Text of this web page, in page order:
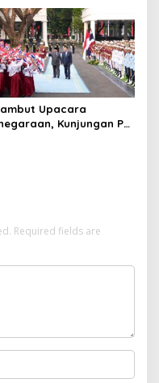
Ulang Tahun ke
Thailand
Upacara
Kunjungan PM
Required fields are